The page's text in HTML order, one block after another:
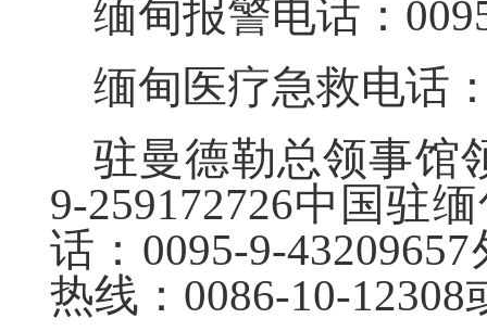
缅甸报警电话：
缅甸医疗急救电话
驻曼德勒总领事馆
9-259172726中国驻
话：0095-9-
热线：0086-10-12308